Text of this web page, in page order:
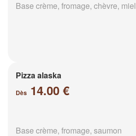
Base crème, fromage, chèvre, miel
Pizza alaska
Dès 14.00 €
Base crème, fromage, saumon